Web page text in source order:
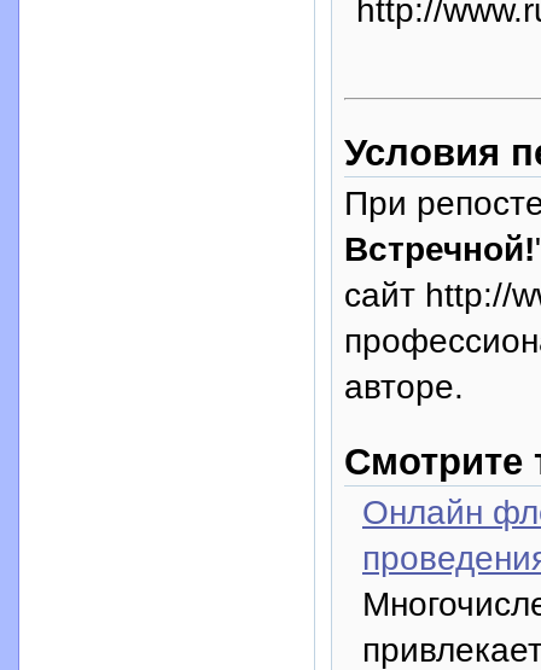
http://
Условия
При
Встречной!
сайт http://
авторе.
Смотрите
Онлайн